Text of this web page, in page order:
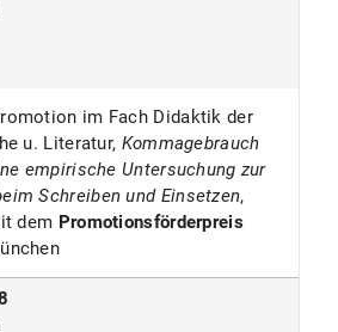
Bildung (Schwerpunkt: EU)
(u. a. Friedrich-Ebert-
Deutsch bei UCB Consulting
im Fach Didaktik der
u. Literatur, Kommagebrauch
empirische Untersuchung zur
Schreiben und Einsetzen,
dem Promotionsförderpreis